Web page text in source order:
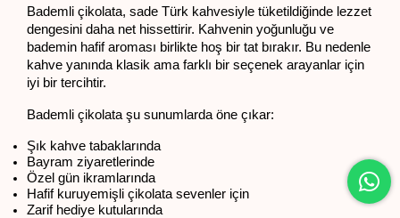
Bademli çikolata, sade Türk kahvesiyle tüketildiğinde lezzet
dengesini daha net hissettirir. Kahvenin yoğunluğu ve
bademin hafif aroması birlikte hoş bir tat bırakır. Bu nedenle
kahve yanında klasik ama farklı bir seçenek arayanlar için
iyi bir tercihtir.
Bademli çikolata şu sunumlarda öne çıkar:
Şık kahve tabaklarında
Bayram ziyaretlerinde
Özel gün ikramlarında
Hafif kuruyemişli çikolata sevenler için
Zarif hediye kutularında